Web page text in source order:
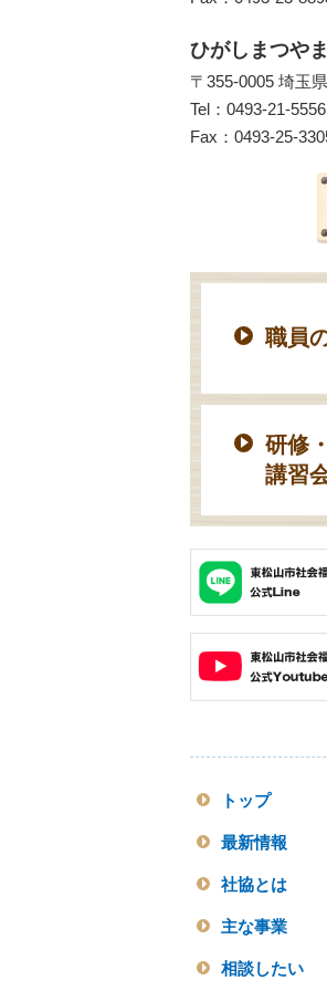
ひがしまつや
〒355-0005 埼玉
Tel： 0493-21-5556
Fax：0493-25-
職員
研修
講習
トップ
最新情報
社協とは
主な事業
相談したい